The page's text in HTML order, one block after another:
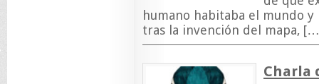
humano habitaba el mundo
tras la invención del mapa,
Charla